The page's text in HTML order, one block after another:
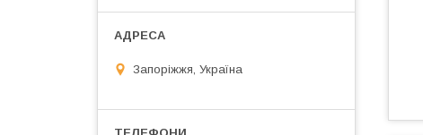
Запоріжжя, Україна